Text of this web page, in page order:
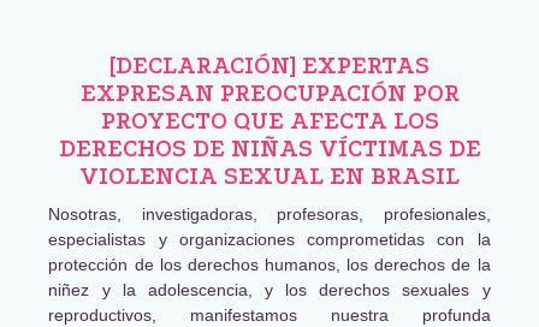
[DECLARACIÓN] EXPERTAS
EXPRESAN PREOCUPACIÓN POR
PROYECTO QUE AFECTA LOS
DERECHOS DE NIÑAS VÍCTIMAS DE
VIOLENCIA SEXUAL EN BRASIL
Nosotras, investigadoras, profesoras, profesionales,
especialistas y organizaciones comprometidas con la
protección de los derechos humanos, los derechos de la
niñez y la adolescencia, y los derechos sexuales y
reproductivos, manifestamos nuestra profunda